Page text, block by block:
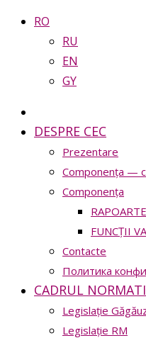
RO
RU
EN
GY
DESPRE CEC
Prezentare
Сomponența —
Сomponența
RAPOARTE
FUNCȚII
Contacte
Политика
CADRUL
Legislație
Legislație RM